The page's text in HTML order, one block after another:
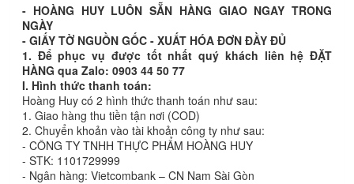
- HOÀNG HUY LUÔN SẴN HÀNG GIAO NGAY TRONG
NGÀY
- GIẤY TỜ NGUỒN GỐC - XUẤT HÓA ĐƠN ĐẦY ĐỦ
1. Để phục vụ được tốt nhất quý khách liên hệ ĐẶT
HÀNG qua Zalo: 0903 44 50 77
I. Hình thức thanh toán:
Hoàng Huy có 2 hình thức thanh toán như sau:
1. Giao hàng thu tiền tận nơi (COD)
2. Chuyển khoản vào tài khoản công ty như sau:
- CÔNG TY TNHH THỰC PHẨM HOÀNG HUY
- STK: 1101729999
- Ngân hàng: Vietcombank – CN Nam Sài Gòn